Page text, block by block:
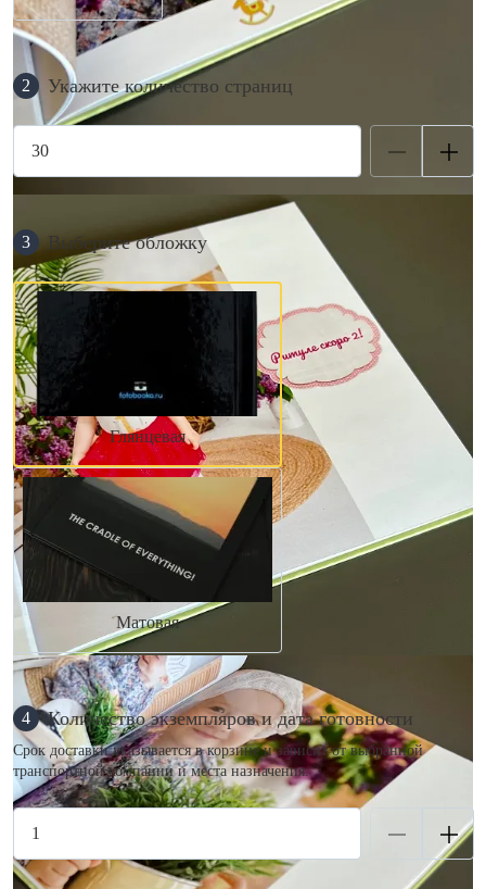
2 Укажите количество страниц
3 Выберите обложку
Глянцевая
Матовая
4 Количество экземпляров и дата готовности
Срок доставки указывается в корзине и зависит от выбранной
транспортной компании и места назначения.